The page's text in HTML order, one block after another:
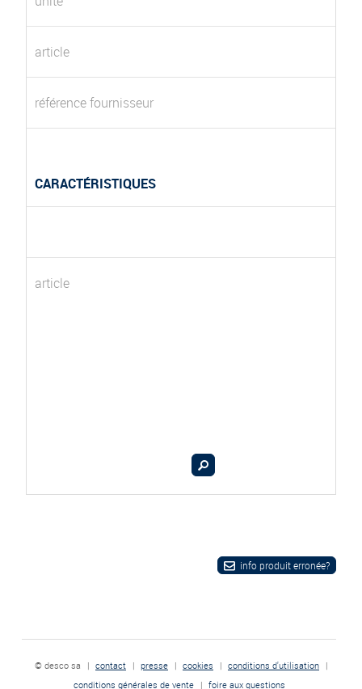
article
référence fournisseur
CARACTÉRISTIQUES
article
info produit erronée?
© desco sa | contact | presse | cookies | conditions d'utilisation |
conditions générales de vente
| foire aux questions